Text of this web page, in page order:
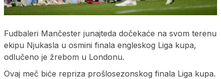
Fudbaleri Mančester junajteda dočekaće na svom terenu
ekipu Njukasla u osmini finala engleskog Liga kupa,
odlučeno je žrebom u Londonu.
Ovaj meč biće repriza prošlosezonskog finala Liga kupa.